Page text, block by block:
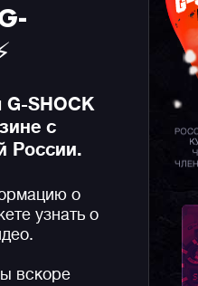
SHOCK
с
России.
о
узнать о
вскоре